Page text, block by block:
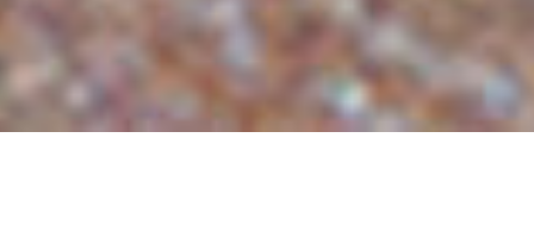
Motorsport
© amr
Cookie-Einstellungen
Cookie-Einstellungen